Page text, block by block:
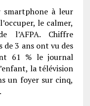
à leur
le calmer,
l’AFPA. Chiffre
3 ans ont vu des
61 % le journal
la télévision
un foyer sur cinq,